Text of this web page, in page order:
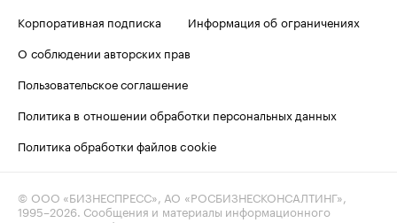
Корпоративная подписка
Информация об ограничениях
О соблюдении авторских прав
Пользовательское соглашение
Политика в отношении обработки персональных данных
Политика обработки файлов cookie
© ООО «БИЗНЕСПРЕСС», АО «РОСБИЗНЕСКОНСАЛТИНГ»,
1995–2026 . Сообщения и материалы информационного